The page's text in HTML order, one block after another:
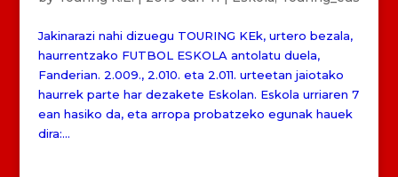
Jakinarazi nahi dizuegu TOURING KEk, urtero bezala,
haurrentzako FUTBOL ESKOLA antolatu duela,
Fanderian. 2.009., 2.010. eta 2.011. urteetan jaiotako
haurrek parte har dezakete Eskolan. Eskola urriaren 7
ean hasiko da, eta arropa probatzeko egunak hauek
dira:...